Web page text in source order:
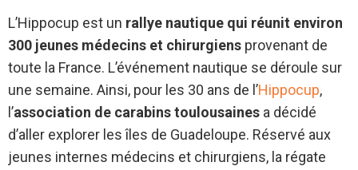
L’Hippocup est un rallye nautique qui réunit environ
300 jeunes médecins et chirurgiens provenant de
toute la France. L’événement nautique se déroule sur
une semaine. Ainsi, pour les 30 ans de l’Hippocup,
l’association de carabins toulousaines a décidé
d’aller explorer les îles de Guadeloupe. Réservé aux
jeunes internes médecins et chirurgiens, la régate